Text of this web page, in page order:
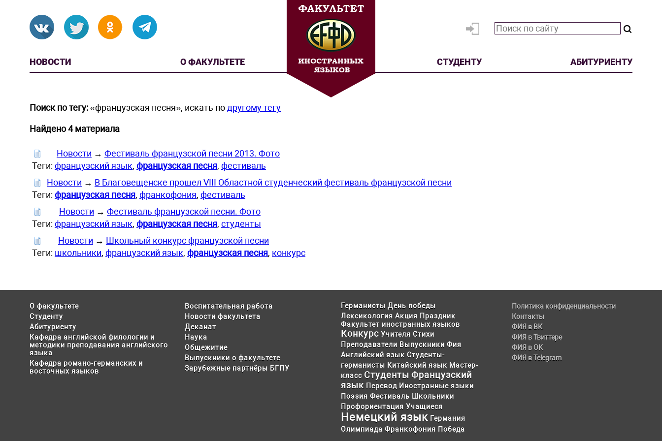
НОВОСТИ О ФАКУЛЬТЕТЕ СТУДЕНТУ АБИТУРИЕНТУ
Поиск по тегу:«французская песня», искать по другому тегу
Найдено 4 материала
Новости → Фестиваль французской песни 2013. Фото
Теги: французский язык, французская песня, фестиваль
Новости → В Благовещенске прошел VIII Областной студенческий фестиваль французской песни
Теги: французская песня, франкофония, фестиваль
Новости → Фестиваль французской песни. Фото
Теги: французский язык, французская песня, студенты
Новости → Школьный конкурс французской песни
Теги: школьники, французский язык, французская песня, конкурс
О факультете
Студенту
Абитуриенту
Кафедра английской филологии и
методики преподавания английского
языка
Кафедра романо-германских и
восточных языков
Воспитательная работа
Новости факультета
Деканат
Наука
Общежитие
Выпускники о факультете
Зарубежные партнёры БГПУ
Германисты День победы
Лексикология Акция Праздник
Факультет иностранных языков
Конкурс Учителя Стихи
Преподаватели Выпускники Фия
Английский язык Студенты-
германисты Китайский язык Мастер-
класс Студенты Французский
язык Перевод Иностранные языки
Поэзия Фестиваль Школьники
Профориентация Учащиеся
Немецкий язык Германия
Олимпиада Франкофония Победа
Политика конфиденциальности
Контакты
ФИЯ в ВК
ФИЯ в Твиттере
ФИЯ в ОК
ФИЯ в Telegram